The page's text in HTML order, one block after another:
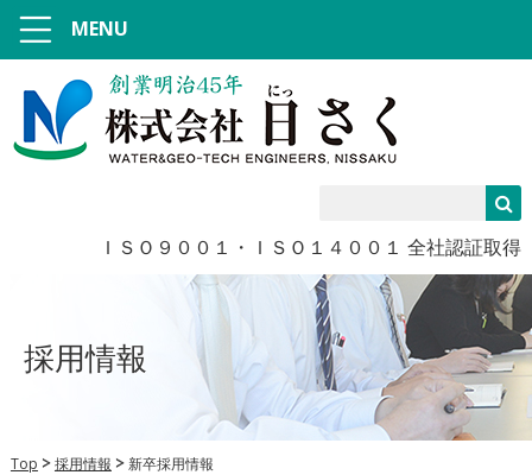
ＩＳＯ９００１・ＩＳＯ１４００１ 全社認証取得
MENU
採用情報
Top 採用情報 新卒採用情報